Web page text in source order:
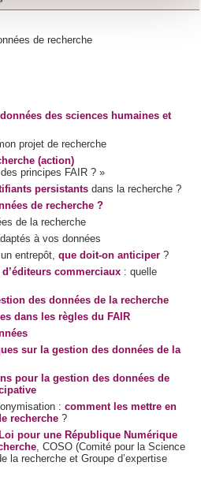
pouvez modifier ou retirer votre
de personnaliser le contenu
fonctionnalités relatives aux
notre trafic. Nous
informations sur l'utilisation de
de médias sociaux, de
peuvent combiner celles-ci avec
vous leur avez fournies ou qu'ils
utilisation de leurs services.
de recherche
des sciences humaines et
projet de recherche
(action)
principes FAIR ? »
persistants dans la recherche ?
de recherche ?
de la recherche
à vos données
entrepôt, que doit-on anticiper ?
commerciaux : quelle
des données de la recherche
dans les règles du FAIR
sur la gestion des données de la
pour la gestion des données de
: comment les mettre en
recherche ?
pour une République Numérique
, COSO (Comité pour la Science
la recherche et Groupe d’expertise